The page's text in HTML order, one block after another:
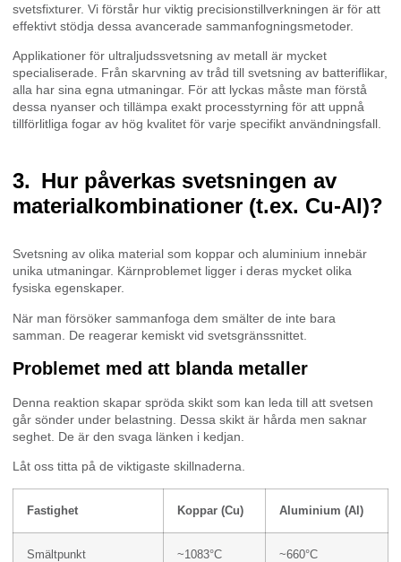
svetsfixturer. Vi förstår hur viktig precisionstillverkningen är för att
effektivt stödja dessa avancerade sammanfogningsmetoder.
Applikationer för ultraljudssvetsning av metall är mycket
specialiserade. Från skarvning av tråd till svetsning av batteriflikar,
alla har sina egna utmaningar. För att lyckas måste man förstå
dessa nyanser och tillämpa exakt processtyrning för att uppnå
tillförlitliga fogar av hög kvalitet för varje specifikt användningsfall.
Hur påverkas svetsningen av
materialkombinationer (t.ex. Cu-Al)?
Svetsning av olika material som koppar och aluminium innebär
unika utmaningar. Kärnproblemet ligger i deras mycket olika
fysiska egenskaper.
När man försöker sammanfoga dem smälter de inte bara
samman. De reagerar kemiskt vid svetsgränssnittet.
Problemet med att blanda metaller
Denna reaktion skapar spröda skikt som kan leda till att svetsen
går sönder under belastning. Dessa skikt är hårda men saknar
seghet. De är den svaga länken i kedjan.
Låt oss titta på de viktigaste skillnaderna.
Fastighet Koppar (Cu) Aluminium (Al)
Smältpunkt ~1083°C ~660°C